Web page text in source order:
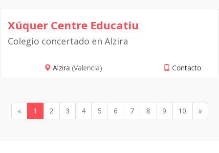
Xúquer Centre Educatiu
Colegio concertado en Alzira
Alzira (Valencia) Contacto
« 1 2 3 4 5 6 7 8 9 10 »